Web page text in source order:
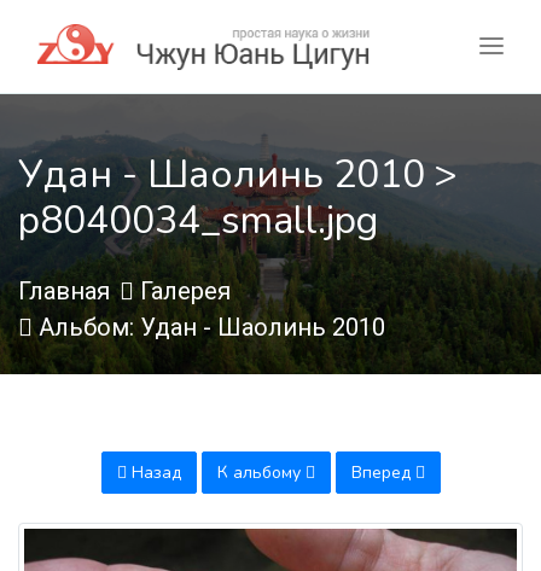
Удан - Шаолинь 2010 >
p8040034_small.jpg
Главная
Галерея
Альбом: Удан - Шаолинь 2010
Назад К альбому Вперед